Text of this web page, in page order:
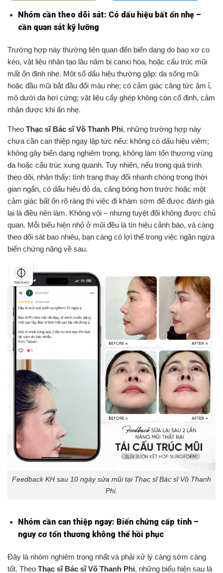
Nhóm cần theo dõi sát: Có dấu hiệu bất ổn nhẹ –
cần quan sát kỹ lưỡng
Trường hợp này thường liên quan đến biến dạng do bao xơ co
kéo, vật liệu nhân tạo lâu năm bị canxi hóa, hoặc cấu trúc mũi
mất ổn định nhẹ. Một số dấu hiệu thường gặp: da sống mũi
hoặc đầu mũi bắt đầu đổi màu nhẹ; có cảm giác căng tức âm ỉ,
mô dưới da hơi cứng; vật liệu cấy ghép không còn cố định, cảm
nhận được khi ấn nhẹ.
Theo Thạc sĩ Bác sĩ Võ Thanh Phi, những trường hợp này
chưa cần can thiệp ngay lập tức nếu: không có dấu hiệu viêm;
không gây biến dạng nghiêm trọng, không làm tổn thương vùng
da hoặc cấu trúc xung quanh. Tuy nhiên, nếu trong quá trình
theo dõi, nhận thấy: tình trạng thay đổi nhanh chóng trong thời
gian ngắn, có dấu hiệu đỏ da, căng bóng hơn trước hoặc một
cảm giác bất ổn rõ ràng thì việc đi khám sớm để được đánh giá
lại là điều nên làm. Không vội – nhưng tuyệt đối không được chủ
quan. Mỗi biểu hiện nhỏ ở mũi đều là tín hiệu cảnh báo, và càng
theo dõi sát bao nhiêu, bạn càng có lợi thế trong việc ngăn ngừa
biến chứng nặng về sau.
Feedback KH sau 10 ngày sửa mũi tại Thạc sĩ Bác sĩ Võ Thanh
Phi.
Nhóm cần can thiệp ngay: Biến chứng cấp tính –
nguy cơ tổn thương không thể hồi phục
Đây là nhóm nghiêm trọng nhất và phải xử lý càng sớm càng
tốt. Theo Thạc sĩ Bác sĩ Võ Thanh Phi, những biểu hiện sau là